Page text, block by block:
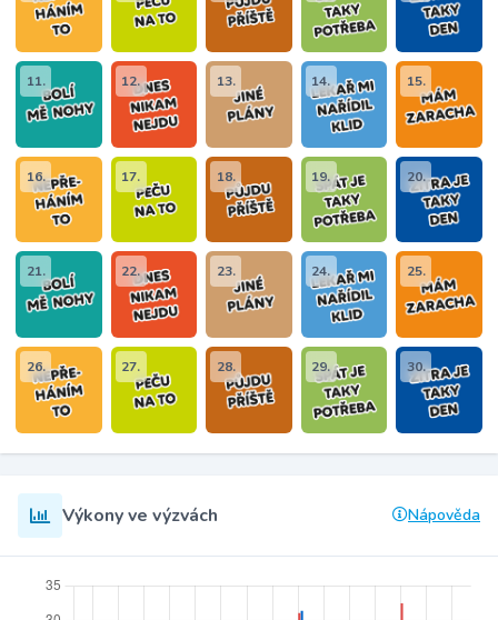
11. 12. 13. 14. 15.
16. 17. 18. 19. 20.
21. 22. 23. 24. 25.
26. 27. 28. 29. 30.
Výkony ve výzvách Nápověda